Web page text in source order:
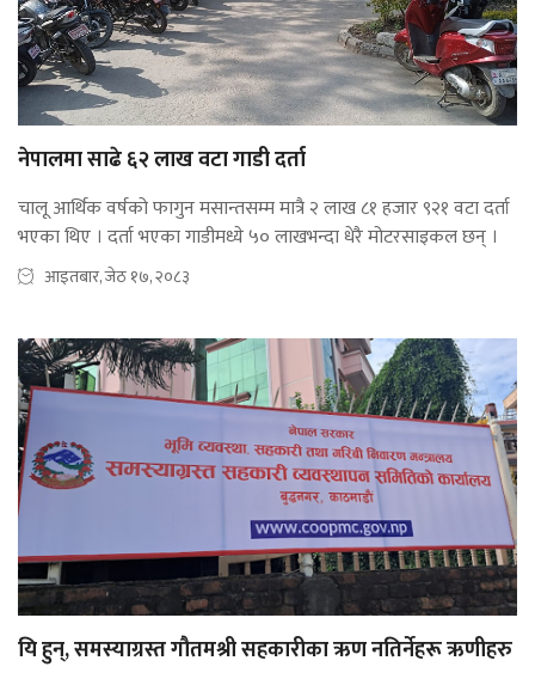
नेपालमा साढे ६२ लाख वटा गाडी दर्ता
चालू आर्थिक वर्षको फागुन मसान्तसम्म मात्रै २ लाख ८१ हजार ९२१ वटा दर्ता
भएका थिए । दर्ता भएका गाडीमध्ये ५० लाखभन्दा धेरै मोटरसाइकल छन् ।
आइतबार, जेठ १७, २०८३
यि हुन्, समस्याग्रस्त गौतमश्री सहकारीका ऋण नतिर्नेहरू ऋणीहरु